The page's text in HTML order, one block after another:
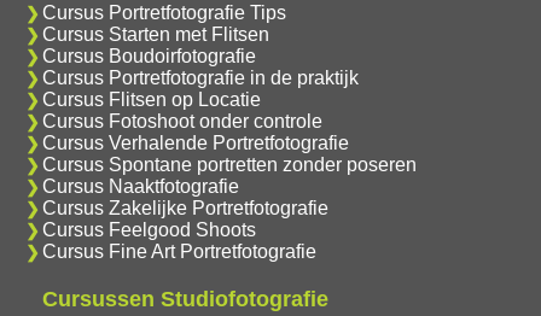
Cursus Portretfotografie Tips
Cursus Starten met Flitsen
Cursus Boudoirfotografie
Cursus Portretfotografie in de praktijk
Cursus Flitsen op Locatie
Cursus Fotoshoot onder controle
Cursus Verhalende Portretfotografie
Cursus Spontane portretten zonder poseren
Cursus Naaktfotografie
Cursus Zakelijke Portretfotografie
Cursus Feelgood Shoots
Cursus Fine Art Portretfotografie
Cursussen Studiofotografie